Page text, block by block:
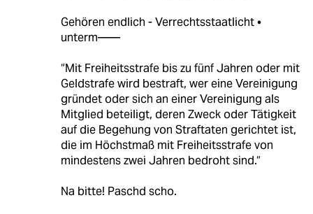
Gehören endlich - Verrechtsstaatlicht •
unterm——
“Mit Freiheitsstrafe bis zu fünf Jahren oder mit
Geldstrafe wird bestraft, wer eine Vereinigung
gründet oder sich an einer Vereinigung als
Mitglied beteiligt, deren Zweck oder Tätigkeit
auf die Begehung von Straftaten gerichtet ist,
die im Höchstmaß mit Freiheitsstrafe von
mindestens zwei Jahren bedroht sind.“
Na bitte! Paschd scho.